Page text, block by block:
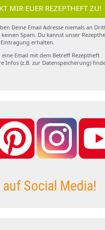
MIR EUER REZEPTHEFT ZU!
Deine Email Adresse niemals an
Spam. Du kannst unser
erhalten.
eine Email mit dem Betreff Rezeptheft
Infos (z.B. zur Datenspeicherung)
Social Media!